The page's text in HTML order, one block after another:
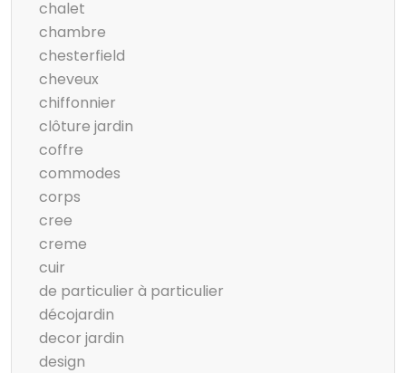
chalet
chambre
chesterfield
cheveux
chiffonnier
clôture jardin
coffre
commodes
corps
cree
creme
cuir
de particulier à particulier
décojardin
decor jardin
design